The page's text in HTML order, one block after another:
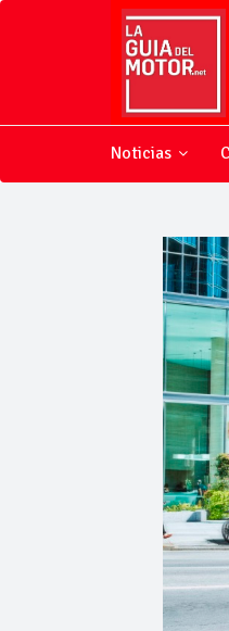
Noticias